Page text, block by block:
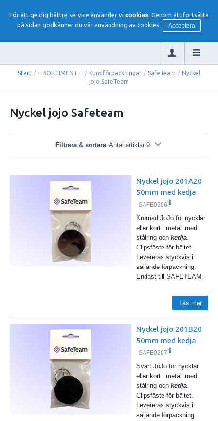
För att ge dig bättre service använder vi cookies. Genom att fortsätta
på sidan godkänner du vår användning av cookies.
Acceptera
Start / -- SORTIMENT -- / Kundförpackningar / SafeTeam / Nyckel
jojo SafeTeam
Nyckel jojo Safeteam
Filtrera & sortera Antal artiklar 9
Nyckel jojo 201A20
50mm med kedja
SAFE0206
Kromad JoJo för nycklar
eller kort i metall med
stålring och kedja.
Clipsfäste för bältet.
Levereras styckvis i
säljande förpackning.
Endast till SAFETEAM.
Läs mer
Nyckel jojo 201B20
50mm med kedja
SAFE0207
Svart JoJo för nycklar
eller kort i metall med
stålring och kedja.
Clipsfäste för bältet.
Levereras styckvis i
säljande förpackning.